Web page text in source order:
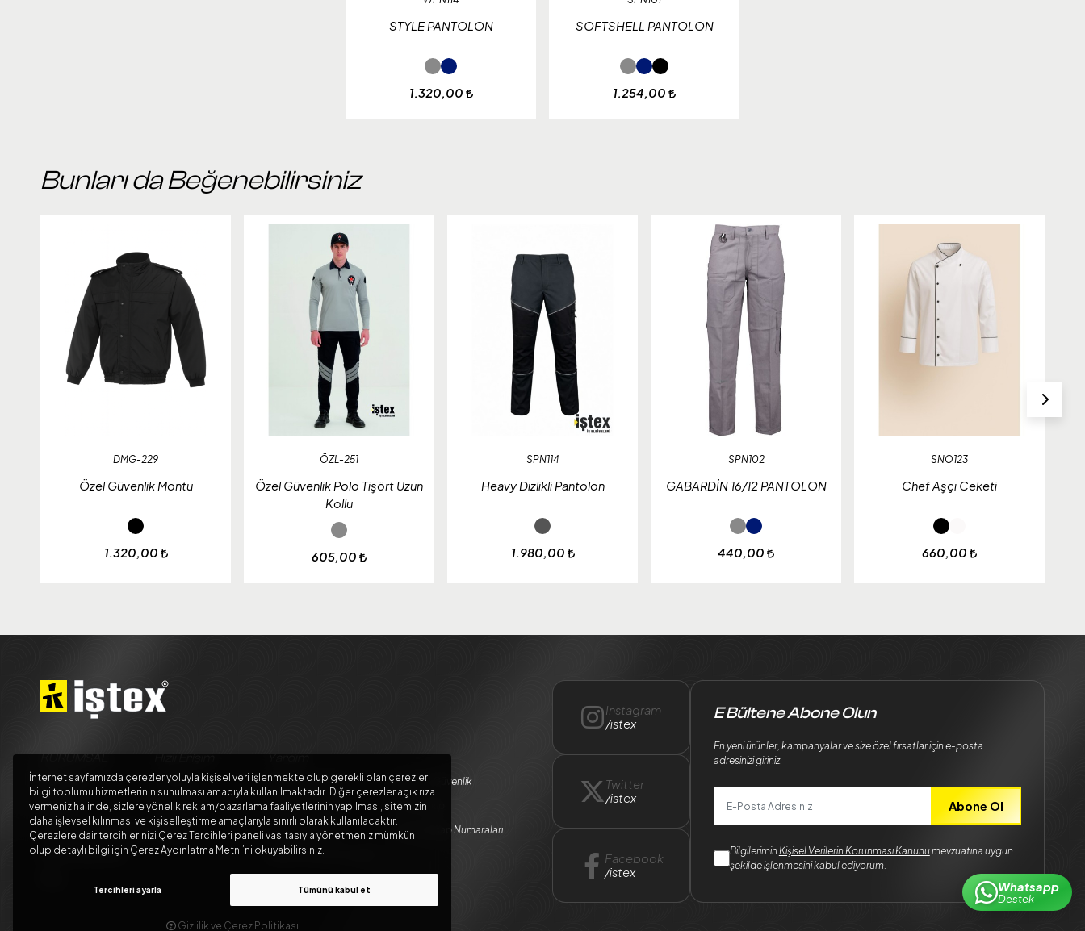
STYLE PANTOLON
1.320,00
SOFTSHELL PANTOLON
1.254,00
Bunları da Beğenebilirsiniz
DMG-229
Özel Güvenlik Montu
1.320,00
ÖZL-251
Özel Güvenlik Polo Tişört Uzun
Kollu
605,00
SPN114
Heavy Dizlikli Pantolon
1.980,00
SPN102
GABARDİN 16/12 PANTOLON
440,00
SNO123
Chef Aşçı Ceketi
660,00
Whatsapp
Destek
KURUMSAL
Hakkımızda
Güvenlik
Teslimat ve İade Şartları
Kargo Seçenekleri
Hızlı Erişim
Hesabım
Siparişlerim
Sepetim
Yardım
Teslimat Koşulları
Üyelik Sözleşmesi
Satış Sözleşmesi
Garanti ve İade Koşulları
Gizlilik ve Güvenlik
Kargo Takip
Banka Hesap Numaraları
Instagram
/istex
Twitter
/istex
Facebook
/istex
E Bültene Abone Olun
En yeni ürünler, kampanyalar ve size özel fırsatlar için e-posta
adresinizi giriniz.
Abone Ol
BilgileriminKişisel Verilerin Korunması Kanunumevzuatına uygun
şekilde işlenmesini kabul ediyorum.
İnternet sayfamızda çerezler yoluyla kişisel veri işlenmekte olup gerekli olan çerezler
bilgi toplumu hizmetlerinin sunulması amacıyla kullanılmaktadır. Diğer çerezler açık rıza
vermeniz halinde, sizlere yönelik reklam/pazarlama faaliyetlerinin yapılması, sitemizin
daha işlevsel kılınması ve kişiselleştirme amaçlarıyla sınırlı olarak kullanılacaktır.
Çerezlere dair tercihlerinizi Çerez Tercihleri paneli vasıtasıyla yönetmeniz mümkün
olup detaylı bilgi için Çerez Aydınlatma Metni’ni okuyabilirsiniz.
Tercihleri ayarla Tümünü kabul et
Gizlilik ve Çerez Politikası